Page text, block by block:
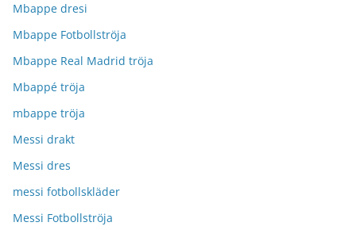
Mbappe dresi
Mbappe Fotbollströja
Mbappe Real Madrid tröja
Mbappé tröja
mbappe tröja
Messi drakt
Messi dres
messi fotbollskläder
Messi Fotbollströja